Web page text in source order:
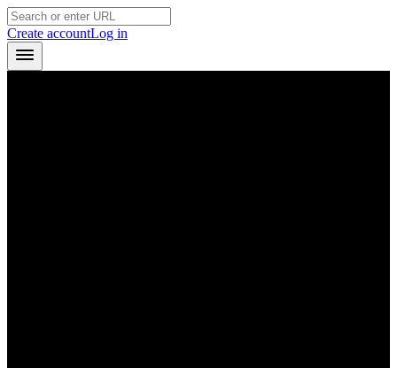
Create accountLog in